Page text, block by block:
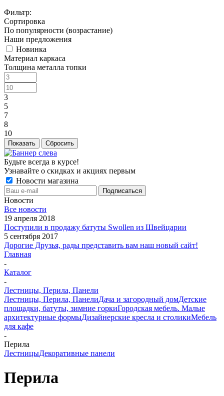
Фильтр:
Сортировка
По популярности (возрастание)
Наши предложения
Новинка
Материал каркаса
Толщина металла топки
3
5
7
8
10
Показать Сбросить
Будьте всегда в курсе!
Узнавайте о скидках и акциях первым
Новости магазина
Новости
Все новости
19 апреля 2018
Поступили в продажу батуты Swollen из Швейцарии
5 сентября 2017
Дорогие Друзья, рады представить вам наш новый сайт!
Главная
-
Каталог
-
Лестницы, Перила, Панели
Лестницы, Перила, ПанелиДача и загородный домДетские
площадки, батуты, зимние горкиГородская мебель. Малые
архитектурные формыДизайнерские кресла и столикиМебель
для кафе
-
Перила
ЛестницыДекоративные панели
Перила